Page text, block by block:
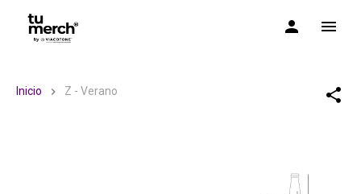
TuMerch by Via Cotone
Inicio Z - Verano